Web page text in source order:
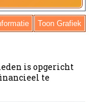
Toon Grafiek
is opgericht
te